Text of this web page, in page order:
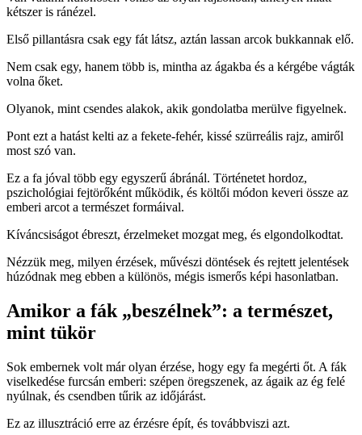
kétszer is ránézel.
Első pillantásra csak egy fát látsz, aztán lassan arcok bukkannak elő.
Nem csak egy, hanem több is, mintha az ágakba és a kérgébe vágták
volna őket.
Olyanok, mint csendes alakok, akik gondolatba merülve figyelnek.
Pont ezt a hatást kelti az a fekete‑fehér, kissé szürreális rajz, amiről
most szó van.
Ez a fa jóval több egy egyszerű ábránál. Történetet hordoz,
pszichológiai fejtörőként működik, és költői módon keveri össze az
emberi arcot a természet formáival.
Kíváncsiságot ébreszt, érzelmeket mozgat meg, és elgondolkodtat.
Nézzük meg, milyen érzések, művészi döntések és rejtett jelentések
húzódnak meg ebben a különös, mégis ismerős képi hasonlatban.
Amikor a fák „beszélnek”: a természet,
mint tükör
Sok embernek volt már olyan érzése, hogy egy fa megérti őt. A fák
viselkedése furcsán emberi: szépen öregszenek, az ágaik az ég felé
nyúlnak, és csendben tűrik az időjárást.
Ez az illusztráció erre az érzésre épít, és továbbviszi azt.